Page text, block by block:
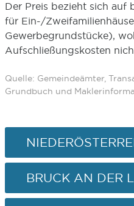
Der Preis bezieht sich auf
für Ein-/
Gewerbegrundstücke),
Aufschließungskosten
Quelle: Gemeindeämter,
Grundbuch und
BRUCK AN DER